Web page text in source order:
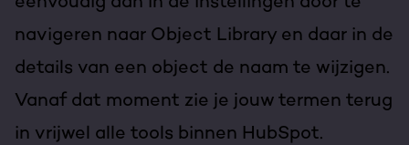
navigeren naar Object Library en daar in de
details van een object de naam te wijzigen.
Vanaf dat moment zie je jouw termen terug
in vrijwel alle tools binnen HubSpot.